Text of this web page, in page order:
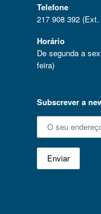
Telefone
217 908 392
Horário
De segunda a
feira)
Subscrever a